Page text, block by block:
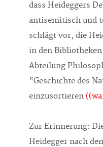
dass Heideggers
antisemitisch und
schlägt vor, die
in den
Abteilung
"Geschichte des
einzusortieren
Zur Erinnerung:
Heidegger nach